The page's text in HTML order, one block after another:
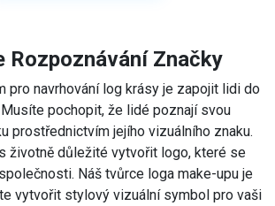
Rozpoznávání Značky
pro navrhování log krásy je zapojit lidi do
pochopit, že lidé poznají svou
prostřednictvím jejího vizuálního znaku.
životně důležité vytvořit logo, které se
Náš tvůrce loga make-upu je
vytvořit stylový vizuální symbol pro vaši